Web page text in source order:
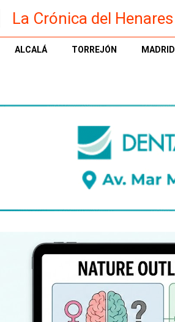
La Crónica del Henares
ALCALÁ TORREJÓN MADRID